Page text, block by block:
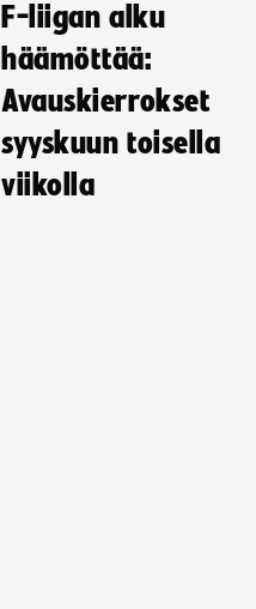
F-liigan alku
häämöttää:
Avauskierrokset
syyskuun toisella
viikolla